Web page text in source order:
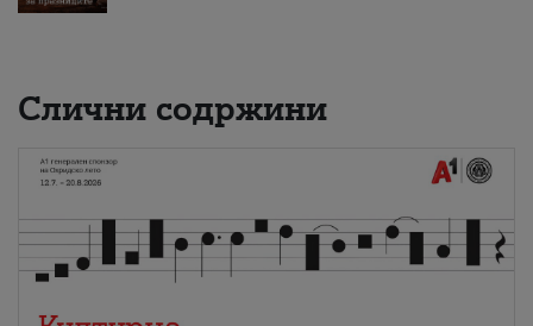
Слични содржини